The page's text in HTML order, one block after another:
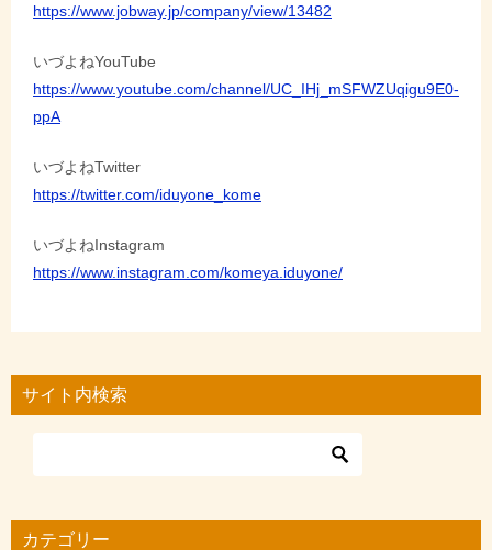
https://www.jobway.jp/company/view/13482
いづよねYouTube
https://www.youtube.com/channel/UC_IHj_mSFWZUqigu9E0-
ppA
いづよねTwitter
https://twitter.com/iduyone_kome
いづよねInstagram
https://www.instagram.com/komeya.iduyone/
サイト内検索
カテゴリー